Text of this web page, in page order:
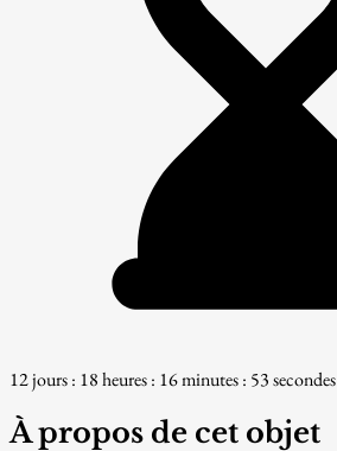
12 jours : 18 heures : 16 minutes : 53 secondes
À propos de cet objet